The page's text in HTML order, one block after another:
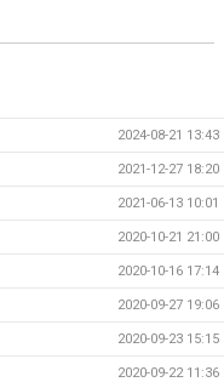
2024-08-21 13:43
2021-12-27 18:20
2021-06-13 10:01
2020-10-21 21:00
2020-10-16 17:14
2020-09-27 19:06
2020-09-23 15:15
2020-09-22 11:36